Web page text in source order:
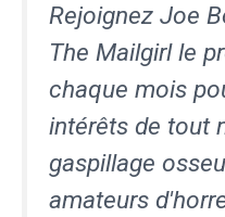
Rejoignez Joe
The Mailgirl le
chaque mois
intérêts de tout
gaspillage
amateurs